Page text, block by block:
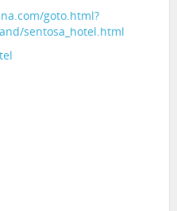
goto.html?
sentosa_hotel.html